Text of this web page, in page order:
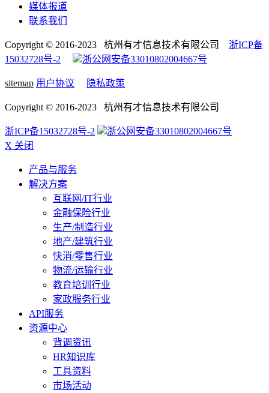
媒体报道
联系我们
Copyright © 2016-2023 杭州有才信息技术有限公司 浙ICP备
15032728号-2
浙公网安备33010802004667号
sitemap 用户协议 隐私政策
Copyright © 2016-2023 杭州有才信息技术有限公司
浙ICP备15032728号-2
浙公网安备33010802004667号
X 关闭
产品与服务
解决方案
互联网/IT行业
金融保险行业
生产/制造行业
地产/建筑行业
快消/零售行业
物流/运输行业
教育培训行业
家政服务行业
API服务
资源中心
背调资讯
HR知识库
工具资料
市场活动